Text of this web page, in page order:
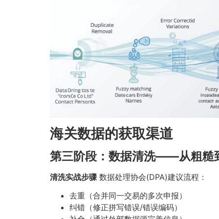
海关数据的获取渠道
第三阶段：数据清洗——从粗糙
清洗实战步骤 数据处理协会(DPA)建议流程：
去重（合并同一交易的多次申报）
纠错（修正拼写错误/错误编码）